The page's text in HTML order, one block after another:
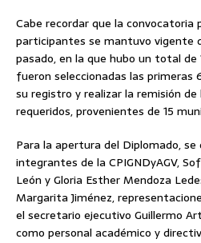
Cabe recordar que la convocatoria
participantes se mantuvo vigente
pasado, en la que hubo un total de
fueron seleccionadas las
su registro y realizar la remisión
requeridos, provenientes de 15
Para la apertura del Diplomado,
integrantes de la CPIGNDyAGV,
León y Gloria Esther Mendoza
Margarita Jiménez,
el secretario ejecutivo Guillermo
como personal académico y